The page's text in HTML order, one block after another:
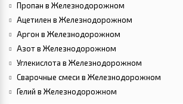
Пропан в Железнодорожном
Ацетилен в Железнодорожном
Аргон в Железнодорожном
Азот в Железнодорожном
Углекислота в Железнодорожном
Сварочные смеси в Железнодорожном
Гелий в Железнодорожном